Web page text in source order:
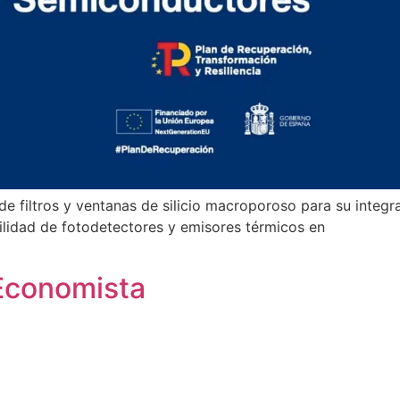
filtros y ventanas de silicio macroporoso para su
de fotodetectores y emisores térmicos en